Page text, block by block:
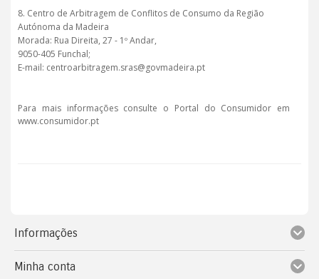
8. Centro de Arbitragem de Conflitos de Consumo da Região
Autónoma da Madeira
Morada: Rua Direita, 27 - 1º Andar,
9050-405 Funchal;
E-mail: centroarbitragem.sras@govmadeira.pt
Para mais informações consulte o Portal do Consumidor em
www.consumidor.pt
Informações
Minha conta